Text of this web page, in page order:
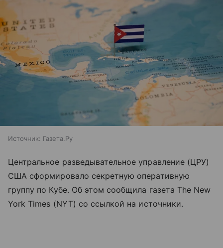
Источник: Газета.Ру
Центральное разведывательное управление (ЦРУ)
США сформировало секретную оперативную
группу по Кубе. Об этом сообщила газета The New
York Times (NYT) со ссылкой на источники.